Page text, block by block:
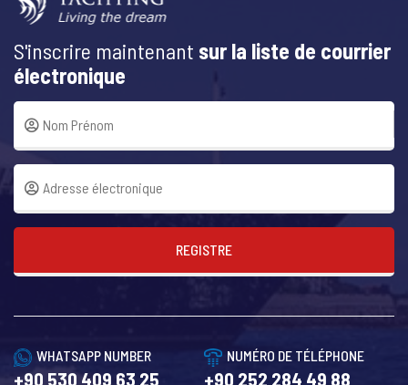
S'inscrire maintenant sur la liste de courrier
électronique
REGISTRE
WHATSAPP NUMBER
+90 530 409 63 25
NUMÉRO DE TÉLÉPHONE
+90 252 284 49 88